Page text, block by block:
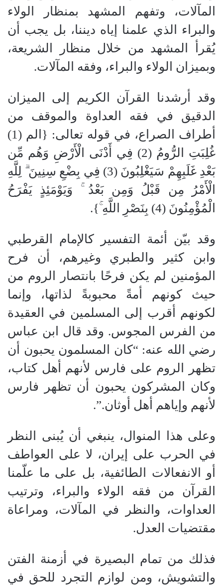
المآلات، وتفهم المشهد بمنظار الولاء
والبراء الذي علمنا إياه ديننا، بل يجب أن
يُقرأ المشهد من خلال منظار الشريعة،
وبميزان الولاء والبراء، وفقه المآلات.
وقد أرشدنا القرآن الكريم إلى الميزان
الدقيق في فقه العداوة والموقف من
أطراف الصراع، في قوله تعالى: {الم (1)
غُلِبَتِ الرُّومُ (2) فِي أَدْنَى الْأَرْضِ وَهُم مِّن
بَعْدِ غَلَبِهِمْ سَيَغْلِبُونَ (3) فِي بِضْعِ سِنِينَ ۗ لِلَّهِ
الْأَمْرُ مِن قَبْلُ وَمِن بَعْدُ ۚ وَيَوْمَئِذٍ يَفْرَحُ
الْمُؤْمِنُونَ (4) بِنَصْرِ اللَّهِ ۚ}.
وقد بيّن أئمة التفسير كالإمام القرطبي
وابن كثير والطبري وغيرهم، أن فرح
المؤمنين لم يكن فرحًا بانتصار الروم من
حيث كونهم أمةً محبوبةً لذاتها، وإنما
لكونهم أقرب إلى المسلمين في العقيدة
من الفرس المجوس. وقد قال ابن عباس
رضي الله عنه: “كان المسلمون يحبون أن
تظهر الروم على فارس لأنهم أهل كتاب،
وكان المشركون يحبون أن تظهر فارس
لأنهم وإياهم أهل أوثان.”.
وعلى هذا المنوال، ينبغي أن يُبنى النظر
في الحرب على إيران، لا على العواطف
أو الانفعالات الطائفية، بل على ما علّمنا
القرآن من فقه الولاء والبراء، وترتيب
العداوات، والنظر في المآلات، ومراعاة
مقتضيات العدل.
فذلك من تمام البصيرة في أزمنة الفتن
والتشويش، ومن لوازم التجرد للحق في